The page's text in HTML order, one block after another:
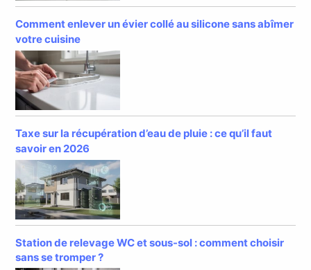
Comment enlever un évier collé au silicone sans abîmer
votre cuisine
Taxe sur la récupération d’eau de pluie : ce qu’il faut
savoir en 2026
Station de relevage WC et sous-sol : comment choisir
sans se tromper ?